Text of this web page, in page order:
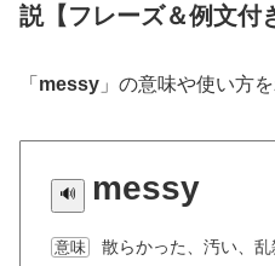
説【フレーズ＆例文付
「 messy 」の意味や使い方
messy
意味 散らかった、汚い、